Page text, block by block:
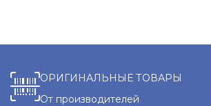
ОРИГИНАЛЬНЫЕ ТОВАРЫ
От производителей